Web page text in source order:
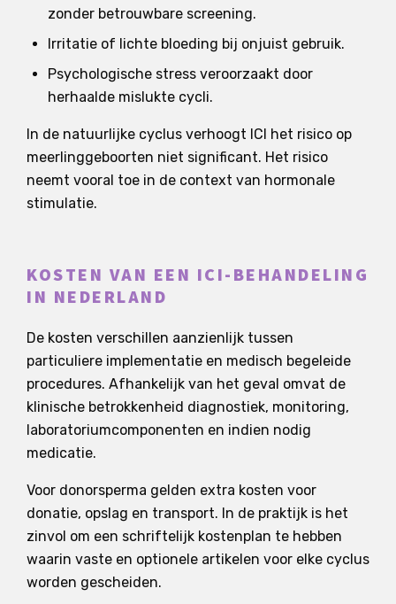
zonder betrouwbare screening.
Irritatie of lichte bloeding bij onjuist gebruik.
Psychologische stress veroorzaakt door
herhaalde mislukte cycli.
In de natuurlijke cyclus verhoogt ICI het risico op
meerlinggeboorten niet significant. Het risico
neemt vooral toe in de context van hormonale
stimulatie.
KOSTEN VAN EEN ICI-BEHANDELING
IN NEDERLAND
De kosten verschillen aanzienlijk tussen
particuliere implementatie en medisch begeleide
procedures. Afhankelijk van het geval omvat de
klinische betrokkenheid diagnostiek, monitoring,
laboratoriumcomponenten en indien nodig
medicatie.
Voor donorsperma gelden extra kosten voor
donatie, opslag en transport. In de praktijk is het
zinvol om een ​​schriftelijk kostenplan te hebben
waarin vaste en optionele artikelen voor elke cyclus
worden gescheiden.